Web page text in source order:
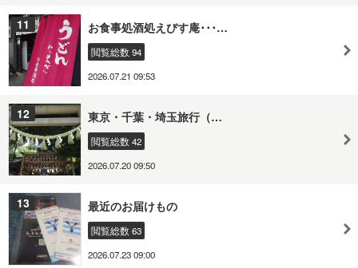
11 お食事処酒処えびす庵･･･…
閲覧総数 94
2026.07.21 09:53
12 東京・千葉・埼玉旅行（…
閲覧総数 42
2026.07.20 09:50
13 最近のお届けもの
閲覧総数 63
2026.07.23 09:00